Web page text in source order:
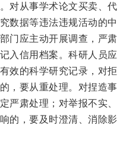
对从事学术论文买卖、代
数据等违法违规活动的中
门应主动开展调查，严肃
入信用档案。科研人员应
效的科学研究记录，对拒
，要从重处理。对捏造事
严肃处理；对举报不实、
的，要及时澄清、消除影